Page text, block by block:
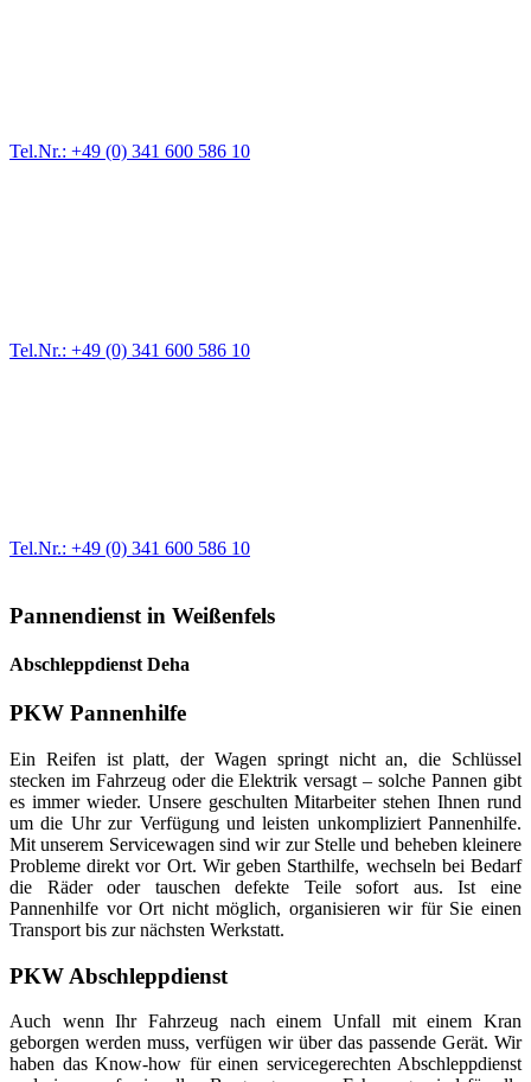
Tel.Nr.: +49 (0) 341 600 586 10
Tel.Nr.: +49 (0) 341 600 586 10
Tel.Nr.: +49 (0) 341 600 586 10
Pannendienst in Weißenfels
Abschleppdienst Deha
PKW Pannenhilfe
Ein Reifen ist platt, der Wagen springt nicht an, die Schlüssel
stecken im Fahrzeug oder die Elektrik versagt – solche Pannen gibt
es immer wieder. Unsere geschulten Mitarbeiter stehen Ihnen rund
um die Uhr zur Verfügung und leisten unkompliziert Pannenhilfe.
Mit unserem Servicewagen sind wir zur Stelle und beheben kleinere
Probleme direkt vor Ort. Wir geben Starthilfe, wechseln bei Bedarf
die Räder oder tauschen defekte Teile sofort aus. Ist eine
Pannenhilfe vor Ort nicht möglich, organisieren wir für Sie einen
Transport bis zur nächsten Werkstatt.
PKW Abschleppdienst
Auch wenn Ihr Fahrzeug nach einem Unfall mit einem Kran
geborgen werden muss, verfügen wir über das passende Gerät. Wir
haben das Know-how für einen servicegerechten Abschleppdienst